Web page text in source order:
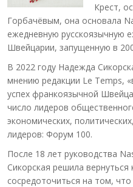
Крест,
Горбачёвым, она основала
ежедневную русскоязычную
Швейцарии, запущенную в
В 2022 году Надежда
мнению редакции Le Temps,
успех франкоязычной
число лидеров
экономических,
лидеров: Форум 100.
После 18 лет руководства
Сикорская решила вернуться
сосредоточиться на том,